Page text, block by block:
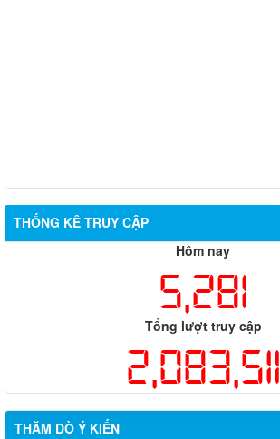
THỐNG KÊ TRUY CẬP
Hôm nay
5,281
Tổng lượt truy cập
2,083,511
THĂM DÒ Ý KIẾN